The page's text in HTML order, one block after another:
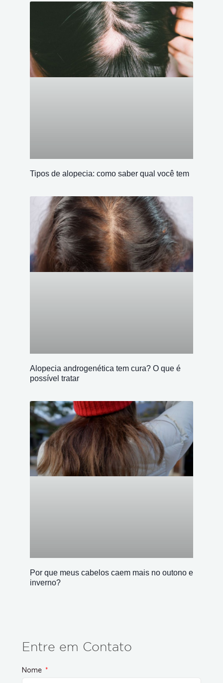
Tipos de alopecia: como saber qual você tem
Alopecia androgenética tem cura? O que é
possível tratar
Por que meus cabelos caem mais no outono e
inverno?
Entre em Contato
Nome